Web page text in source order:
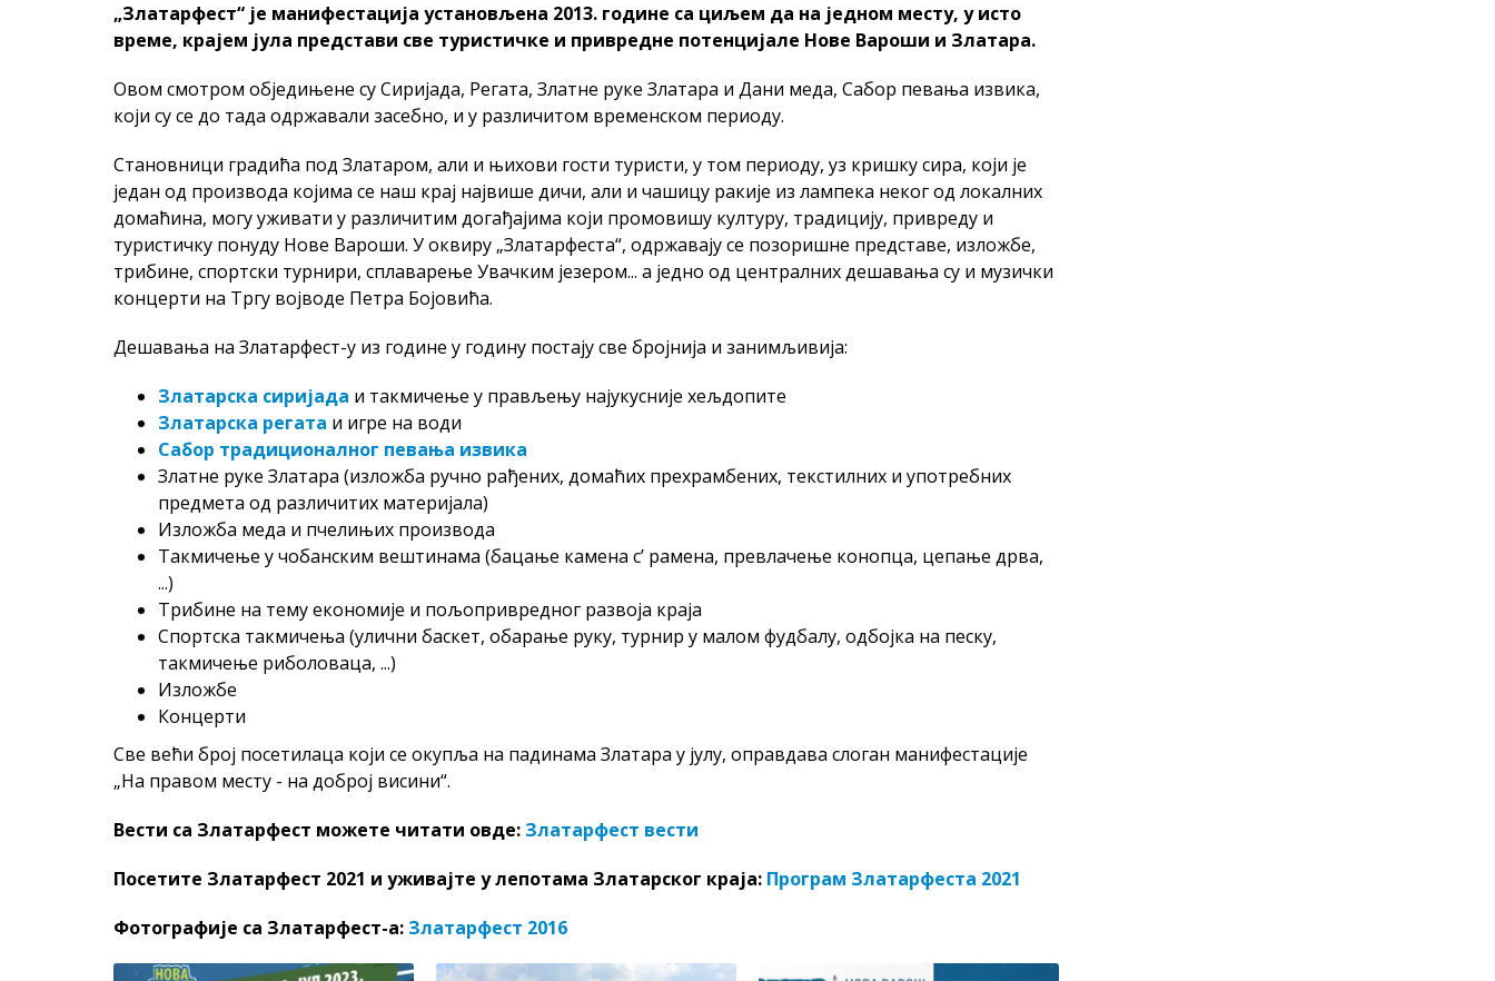
„Златарфест“ је манифестација установљена 2013. године са циљем да на једном месту, у исто
време, крајем јула представи све туристичке и привредне потенцијале Нове Вароши и Златара.
Овом смотром обједињене су Сиријада, Регата, Златне руке Златара и Дани меда, Сабор певања извика,
који су се до тада одржавали засебно, и у различитом временском периоду.
Становници градића под Златаром, али и њихови гости туристи, у том периоду, уз кришку сира, који је
један од производа којима се наш крај највише дичи, али и чашицу ракије из лампека неког од локалних
домаћина, могу уживати у различитим догађајима који промовишу културу, традицију, привреду и
туристичку понуду Нове Вароши. У оквиру „Златарфеста“, одржавају се позоришне представе, изложбе,
трибине, спортски турнири, сплаварење Увачким језером... а једно од централних дешавања су и музички
концерти на Тргу војводе Петра Бојовића.
Дешавања на Златарфест-у из године у годину постају све бројнија и занимљивија:
Златарска сиријада и такмичење у прављењу најукусније хељдопите
Златарска регата и игре на води
Сабор традиционалног певања извика
Златне руке Златара (изложба ручно рађених, домаћих прехрамбених, текстилних и употребних
предмета од различитих материјала)
Изложба меда и пчелињих производа
Такмичење у чобанским вештинама (бацање камена с’ рамена, превлачење конопца, цепање дрва,
...)
Трибине на тему економије и пољопривредног развоја краја
Спортска такмичења (улични баскет, обарање руку, турнир у малом фудбалу, одбојка на песку,
такмичење риболоваца, ...)
Изложбе
Концерти
Све већи број посетилаца који се окупља на падинама Златара у јулу, оправдава слоган манифестације
„На правом месту - на доброј висини“.
Вести са Златарфест можете читати овде: Златарфест вести
Посетите Златарфест 2021 и уживајте у лепотама Златарског краја: Програм Златарфеста 2021
Фотографије са Златарфест-а: Златарфест 2016